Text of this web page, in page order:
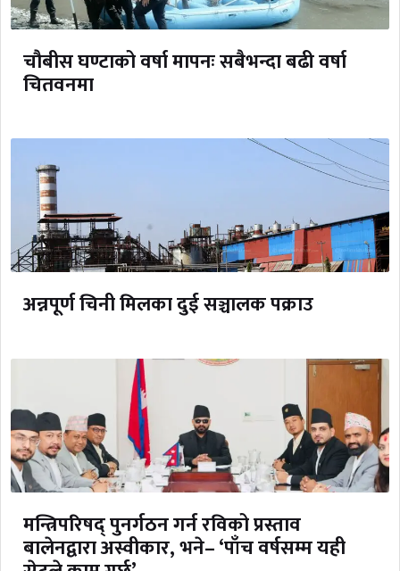
चौबीस घण्टाको वर्षा मापनः सबैभन्दा बढी वर्षा
चितवनमा
अन्नपूर्ण चिनी मिलका दुई सञ्चालक पक्राउ
मन्त्रिपरिषद् पुनर्गठन गर्न रविको प्रस्ताव
बालेनद्वारा अस्वीकार, भने– ‘पाँच वर्षसम्म यही